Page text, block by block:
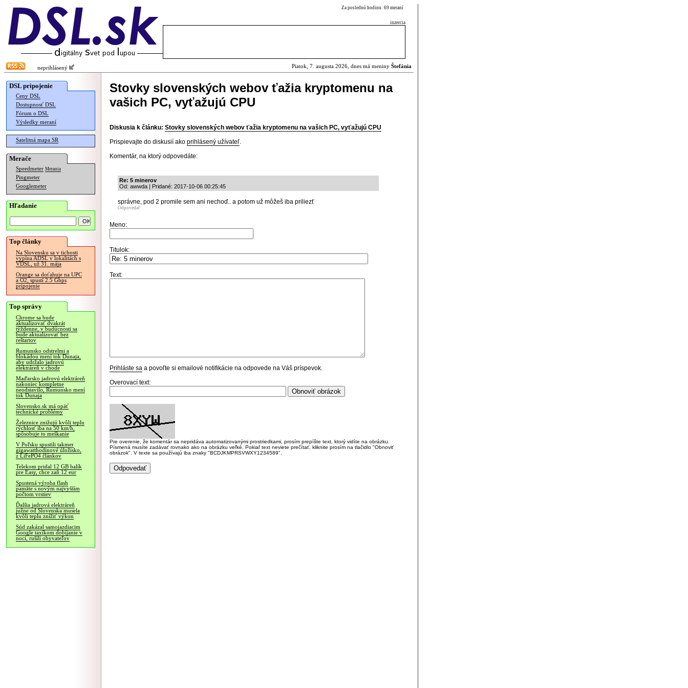
Za poslednú hodinu: 69 meraní
inzercia
neprihlásený Piatok, 7. augusta 2026, dnes má meniny Štefánia
DSL pripojenie
Ceny DSL
Dostupnosť DSL
Fórum o DSL
Výsledky meraní
Satelitná mapa SR
Merače
Speedmeter Merania
Pingmeter
Googlemeter
Hľadanie
Top články
Na Slovensku sa v tichosti
vypína ADSL v lokalitách s
VDSL, už 31. mája
Orange sa doťahuje na UPC
a O2, spustí 2.5 Gbps
pripojenie
Top správy
Chrome sa bude
aktualizovať dvakrát
týždenne, v budúcnosti sa
bude aktualizovať bez
reštartov
Rumunsko odstrelmi a
blokádou mení tok Dunaja,
aby udržalo jadrovú
elektráreň v chode
Maďarsko jadrovú elektráreň
nakoniec kompletne
neodstavilo, Rumunsko mení
tok Dunaja
Slovensko.sk má opäť
technické problémy
Železnice znižujú kvôli teplu
rýchlosť iba na 50 km/h,
spôsobuje to meškanie
V Poľsku spustili takmer
gigawatthodinové úložisko,
z LiFePO4 článkov
Telekom pridal 12 GB balík
pre Easy, chce zaň 12 eur
Spustená výroba flash
pamäte s novým najvyšším
počtom vrstiev
Ďalšia jadrová elektráreň
južne od Slovenska musela
kvôli teplu znížiť výkon
Súd zakázal samojazdiacim
Google taxíkom dobíjanie v
noci, rušili obyvateľov
Stovky slovenských webov ťažia kryptomenu na
vašich PC, vyťažujú CPU
Diskusia k článku: Stovky slovenských webov ťažia kryptomenu na vašich PC, vyťažujú CPU
Prispievajte do diskusií ako prihlásený užívateľ.
Komentár, na ktorý odpovedáte:
Re: 5 minerov
Od: awwda | Pridané: 2017-10-06 00:25:45
správne, pod 2 promile sem ani nechoď.. a potom už môžeš iba priliezť
Odpovedať
Meno:
Titulok:
Text:
Prihláste sa a povoľte si emailové notifikácie na odpovede na Váš príspevok.
Overovací text:
Pre overenie, že komentár sa nepridáva automatizovanými prostriedkami, prosím prepíšte text, ktorý vidíte na obrázku.
Písmená musíte zadávať rovnako ako na obrázku veľké. Pokiaľ text neviete prečítať, kliknite prosím na tlačidlo "Obnoviť
obrázok". V texte sa používajú iba znaky "BCDJKMPRSVWXY1234589".